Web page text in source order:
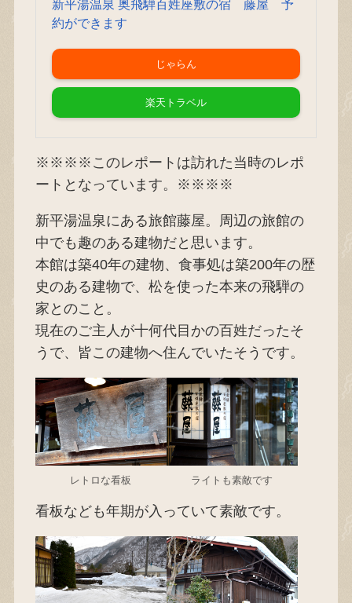
新平湯温泉 奥飛騨百姓座敷の宿 藤屋 予
約ができます
じゃらん
楽天トラベル
※※※※このレポートは訪れた当時のレポ
ートとなっています。※※※※
新平湯温泉にある旅館藤屋。周辺の旅館の
中でも趣のある建物だと思います。
本館は築40年の建物、食事処は築200年の歴
史のある建物で、松を使った本来の飛騨の
家とのこと。
現在のご主人が十何代目かの百姓だったそ
うで、皆この建物へ住んでいたそうです。
レトロな看板 ライトも素敵です
看板なども年期が入っていて素敵です。